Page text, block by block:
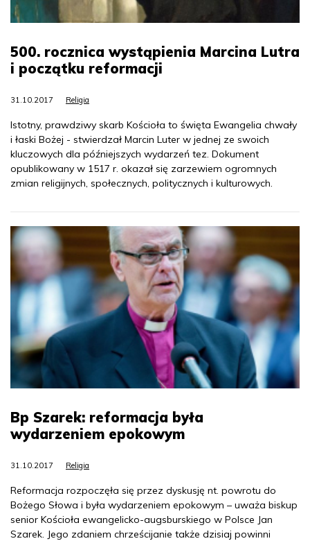
500. rocznica wystąpienia Marcina Lutra
i początku reformacji
31.10.2017 Religia
Istotny, prawdziwy skarb Kościoła to święta Ewangelia chwały
i łaski Bożej - stwierdzał Marcin Luter w jednej ze swoich
kluczowych dla późniejszych wydarzeń tez. Dokument
opublikowany w 1517 r. okazał się zarzewiem ogromnych
zmian religijnych, społecznych, politycznych i kulturowych.
Bp Szarek: reformacja była
wydarzeniem epokowym
31.10.2017 Religia
Reformacja rozpoczęła się przez dyskusję nt. powrotu do
Bożego Słowa i była wydarzeniem epokowym – uważa biskup
senior Kościoła ewangelicko-augsburskiego w Polsce Jan
Szarek. Jego zdaniem chrześcijanie także dzisiaj powinni